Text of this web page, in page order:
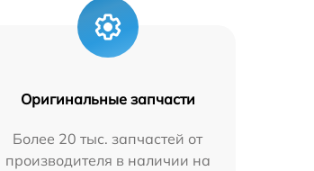
Оригинальные запчасти
Более 20 тыс. запчастей от
производителя в наличии на